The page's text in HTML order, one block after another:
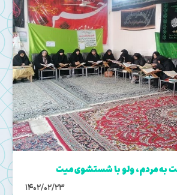
به مردم، ولو با شستشوی ميت
1402/02/23